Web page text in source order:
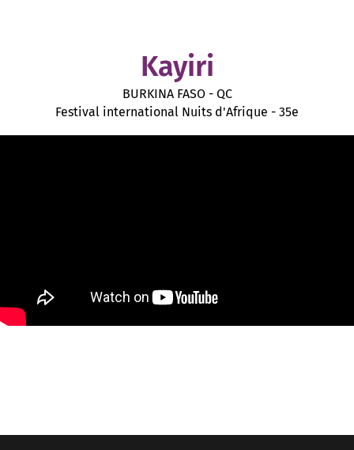
Kayiri
BURKINA FASO - QC
Festival international Nuits d'Afrique - 35e